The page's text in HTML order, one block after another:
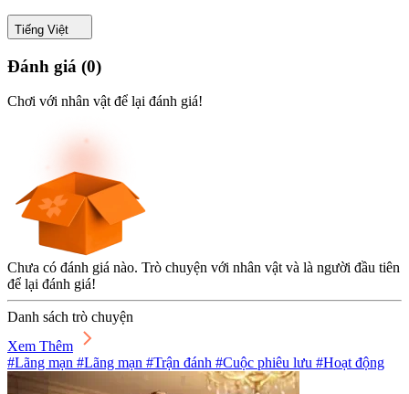
Tiếng Việt
Đánh giá (0)
Chơi với nhân vật để lại đánh giá!
Chưa có đánh giá nào. Trò chuyện với nhân vật và là người đầu tiên
để lại đánh giá!
Danh sách trò chuyện
Xem Thêm
#Lãng mạn #Lãng mạn #Trận đánh #Cuộc phiêu lưu #Hoạt động